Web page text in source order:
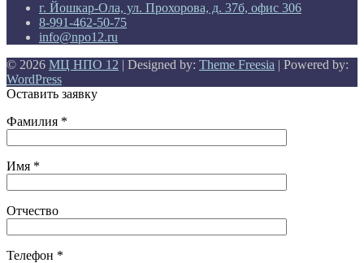
г. Йошкар-Ола, ул. Прохорова, д. 37б, офис 306
8-991-462-50-75
info@npo12.ru
© 2026 МЦ НПО 12 | Designed by: Theme Freesia | Powered by:
WordPress
Оставить заявку
Фамилия *
Имя *
Отчество
Телефон *